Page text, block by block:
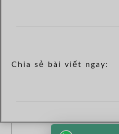
Chia sẻ bài viết ngay: